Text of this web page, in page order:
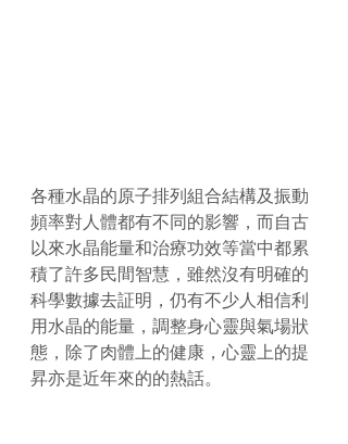
各種水晶的原子排列組合結構及振動
頻率對人體都有不同的影響，而自古
以來水晶能量和治療功效等當中都累
積了許多民間智慧，雖然沒有明確的
科學數據去証明，仍有不少人相信利
用水晶的能量，調整身心靈與氣場狀
態，除了肉體上的健康，心靈上的提
昇亦是近年來的的熱話。